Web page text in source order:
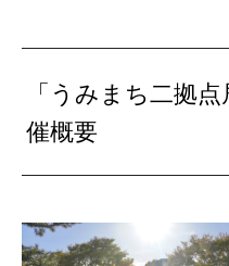
「うみまち二拠
催概要